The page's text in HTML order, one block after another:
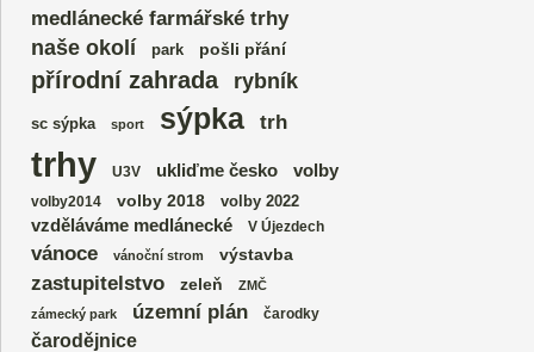
medlánecké farmářské trhy
naše okolí
park pošli přání
přírodní zahrada rybník
sc sýpka sport sýpka trh
trhy U3V ukliďme česko volby
volby2014 volby 2018 volby 2022
vzděláváme medlánecké V Újezdech
vánoce vánoční strom výstavba
zastupitelstvo zeleň
ZMČ
zámecký park
územní plán čarodky
čarodějnice